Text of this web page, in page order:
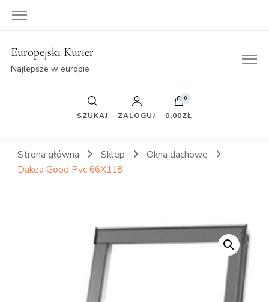
Europejski Kurier
Najlepsze w europie
SZUKAJ ZALOGUJ
0
0,00ZŁ
Strona główna Sklep
Okna dachowe
Dakea Good Pvc 66X118